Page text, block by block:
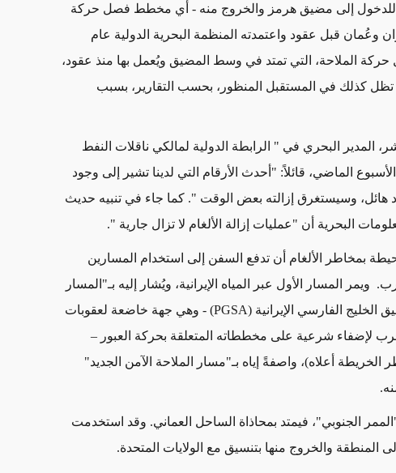
للدخول إلى مضيق هرمز والخروج منه - أي مخطط فصل حركة
وعُمان قبل عقود واعتمدته المنظمة البحرية الدولية عام
حركة الملاحة، التي تمتد في وسط المضيق ويُعمل بها منذ عقود،
تظل كذلك في المستقبل المنظور، بحسب التقارير، بسبب
المدير البحري في " الرابطة الدولية لمالكي ناقلات النفط
الأسبوع الماضي، قائلاً: "أحدث الأرقام التي لدينا تشير إلى وجود
".كما جاء في تنبيه حديث
البحرية أن "عمليات إزالة الألغام لا تزال جارية ".
بمخاطر الألغام أن تدفع السفن إلى استخدام المسارين
ويمر المسار الأول عبر المياه الإيرانية، ويُشار إليه بـ"المسار
الفارسي الإيرانية (PGSA) -
وهي جهة خاضعة لعقوبات
لإضفاء شرعية على مخططاته المتعلقة بحركة العبور –
الخريطة أعلاه)، واصفةً إياه بـ"مسار الملاحة الآمن الجديد"
.
الممر الجنوبي"، فيمتد بمحاذاة الساحل العماني. وقد استخدمت
المنطقة والخروج منها بتنسيق مع الولايات المتحدة.